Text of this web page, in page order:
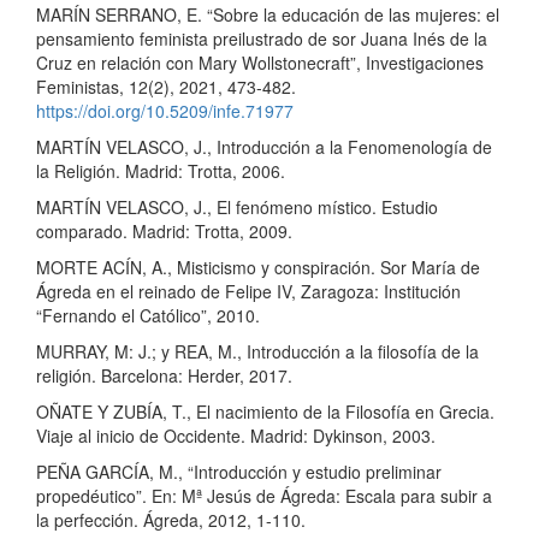
MARÍN SERRANO, E. “Sobre la educación de las mujeres: el
pensamiento feminista preilustrado de sor Juana Inés de la
Cruz en relación con Mary Wollstonecraft”, Investigaciones
Feministas, 12(2), 2021, 473-482.
https://doi.org/10.5209/infe.71977
MARTÍN VELASCO, J., Introducción a la Fenomenología de
la Religión. Madrid: Trotta, 2006.
MARTÍN VELASCO, J., El fenómeno místico. Estudio
comparado. Madrid: Trotta, 2009.
MORTE ACÍN, A., Misticismo y conspiración. Sor María de
Ágreda en el reinado de Felipe IV, Zaragoza: Institución
“Fernando el Católico”, 2010.
MURRAY, M: J.; y REA, M., Introducción a la filosofía de la
religión. Barcelona: Herder, 2017.
OÑATE Y ZUBÍA, T., El nacimiento de la Filosofía en Grecia.
Viaje al inicio de Occidente. Madrid: Dykinson, 2003.
PEÑA GARCÍA, M., “Introducción y estudio preliminar
propedéutico”. En: Mª Jesús de Ágreda: Escala para subir a
la perfección. Ágreda, 2012, 1-110.